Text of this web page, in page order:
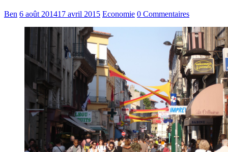
Ben 6 août 201417 avril 2015 Economie 0 Commentaires